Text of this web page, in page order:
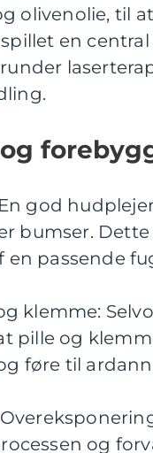
olivenolie, til
en
En god
bumser.
passende
klemme:
pille og
føre til
og